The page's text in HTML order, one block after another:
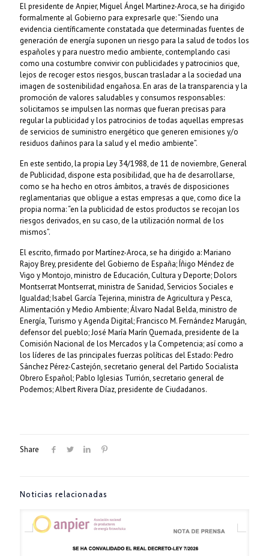
El presidente de Anpier, Miguel Ángel Martinez-Aroca, se ha dirigido
formalmente al Gobierno para expresarle que: “Siendo una
evidencia científicamente constatada que determinadas fuentes de
generación de energía suponen un riesgo para la salud de todos los
españoles y para nuestro medio ambiente, contemplando casi
como una costumbre convivir con publicidades y patrocinios que,
lejos de recoger estos riesgos, buscan trasladar a la sociedad una
imagen de sostenibilidad engañosa. En aras de la transparencia y la
promoción de valores saludables y consumos responsables:
solicitamos se impulsen las normas que fueran precisas para
regular la publicidad y los patrocinios de todas aquellas empresas
de servicios de suministro energético que generen emisiones y/o
residuos dañinos para la salud y el medio ambiente”.
En este sentido, la propia Ley 34/1988, de 11 de noviembre, General
de Publicidad, dispone esta posibilidad, que ha de desarrollarse,
como se ha hecho en otros ámbitos, a través de disposiciones
reglamentarias que obligue a estas empresas a que, como dice la
propia norma: “en la publicidad de estos productos se recojan los
riesgos derivados, en su caso, de la utilización normal de los
mismos”.
El escrito, firmado por Martínez-Aroca, se ha dirigido a: Mariano
Rajoy Brey, presidente del Gobierno de España; Íñigo Méndez de
Vigo y Montojo, ministro de Educación, Cultura y Deporte; Dolors
Montserrat Montserrat, ministra de Sanidad, Servicios Sociales e
Igualdad; Isabel García Tejerina, ministra de Agricultura y Pesca,
Alimentación y Medio Ambiente; Álvaro Nadal Belda, ministro de
Energía, Turismo y Agenda Digital; Francisco M. Fernández Marugán,
defensor del pueblo; José María Marín Quemada, presidente de la
Comisión Nacional de los Mercados y la Competencia; así como a
los líderes de las principales fuerzas políticas del Estado: Pedro
Sánchez Pérez-Castejón, secretario general del Partido Socialista
Obrero Español; Pablo Iglesias Turrión, secretario general de
Podemos; Albert Rivera Díaz, presidente de Ciudadanos.
Share
Noticias relacionadas